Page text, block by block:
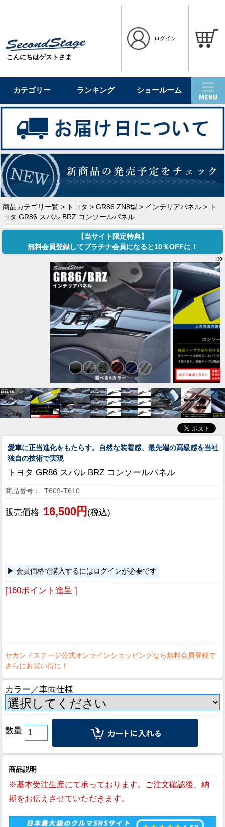
こんにちはゲストさま
ログイン
カテゴリー ランキング ショールーム
商品カテゴリ一覧 > トヨタ > GR86 ZN8型 > インテリアパネル > ト
ヨタ GR86 スバル BRZ コンソールパネル
【当サイト限定特典】
無料会員登録してプラチナ会員になると10％OFFに！
愛車に正当進化をもたらす。自然な装着感、最先端の高級感を当社
独自の技術で実現
トヨタ GR86 スバル BRZ コンソールパネル
T609-T610
販売価格 16,500円 (税込)
会員価格で購入するにはログインが必要です
[160ポイント進呈 ]
カラー／車両仕様
数量
商品説明
※基本受注生産にて承っております。ご注文確認後、納
期をお伝えさせていただきます。